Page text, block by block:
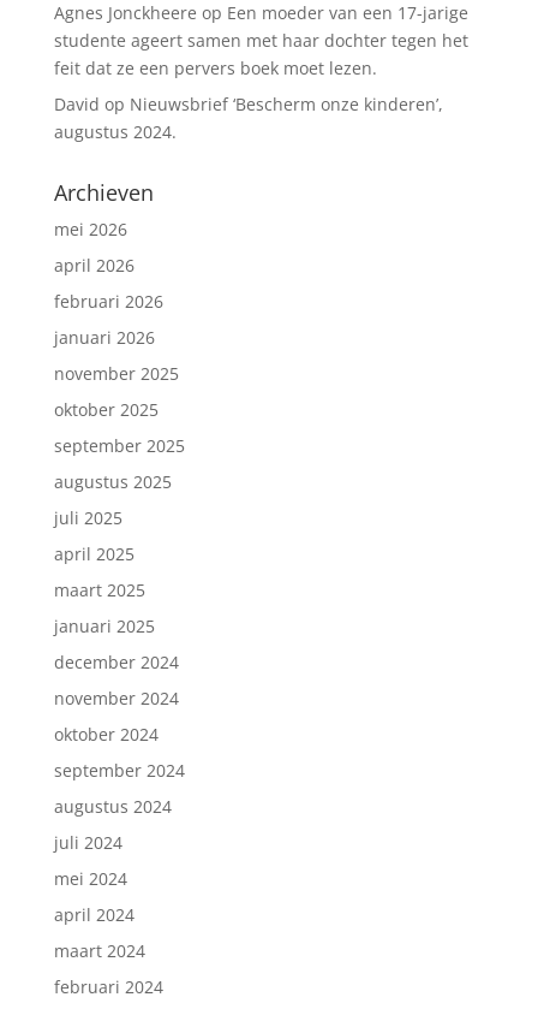
Agnes Jonckheere op Een moeder van een 17-jarige
studente ageert samen met haar dochter tegen het
feit dat ze een pervers boek moet lezen.
David op Nieuwsbrief ‘Bescherm onze kinderen’,
augustus 2024.
Archieven
mei 2026
april 2026
februari 2026
januari 2026
november 2025
oktober 2025
september 2025
augustus 2025
juli 2025
april 2025
maart 2025
januari 2025
december 2024
november 2024
oktober 2024
september 2024
augustus 2024
juli 2024
mei 2024
april 2024
maart 2024
februari 2024